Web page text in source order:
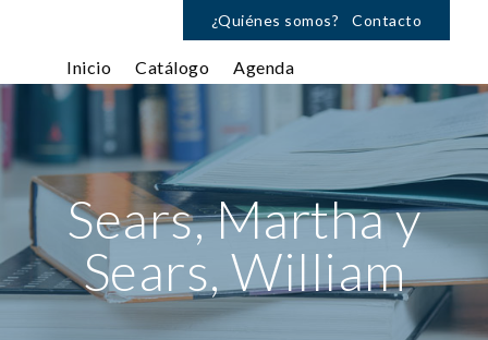
¿Quiénes somos? Contacto
Inicio Catálogo Agenda
Sears, Martha y
Sears, William